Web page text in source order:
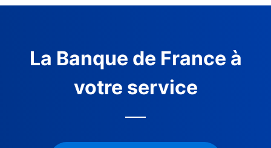
La Banque de France à
votre service